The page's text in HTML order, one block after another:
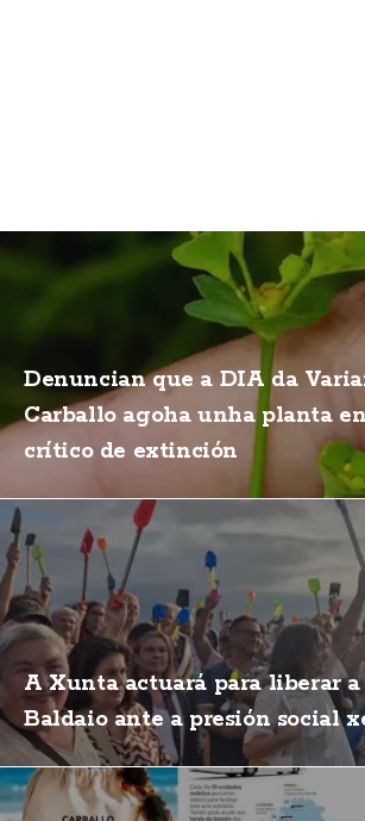
Denuncian que a DIA da
Carballo agoha unha planta
crítico de extinción
A Xunta actuará para liberar a
Baldaio ante a presión social